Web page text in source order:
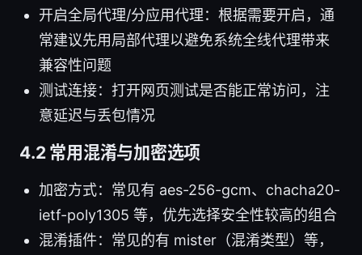
开启全局代理/分应用代理：根据需要开启，通
常建议先用局部代理以避免系统全线代理带来
兼容性问题
测试连接：打开网页测试是否能正常访问，注
意延迟与丢包情况
4.2 常用混淆与加密选项
加密方式：常见有 aes-256-gcm、chacha20-
ietf-poly1305 等，优先选择安全性较高的组合
混淆插件：常见的有 mister（混淆类型）等，